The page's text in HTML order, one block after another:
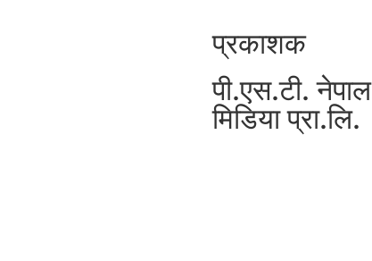
प्रकाशक
पी.एस.टी. नेपाल
मिडिया प्रा.लि.